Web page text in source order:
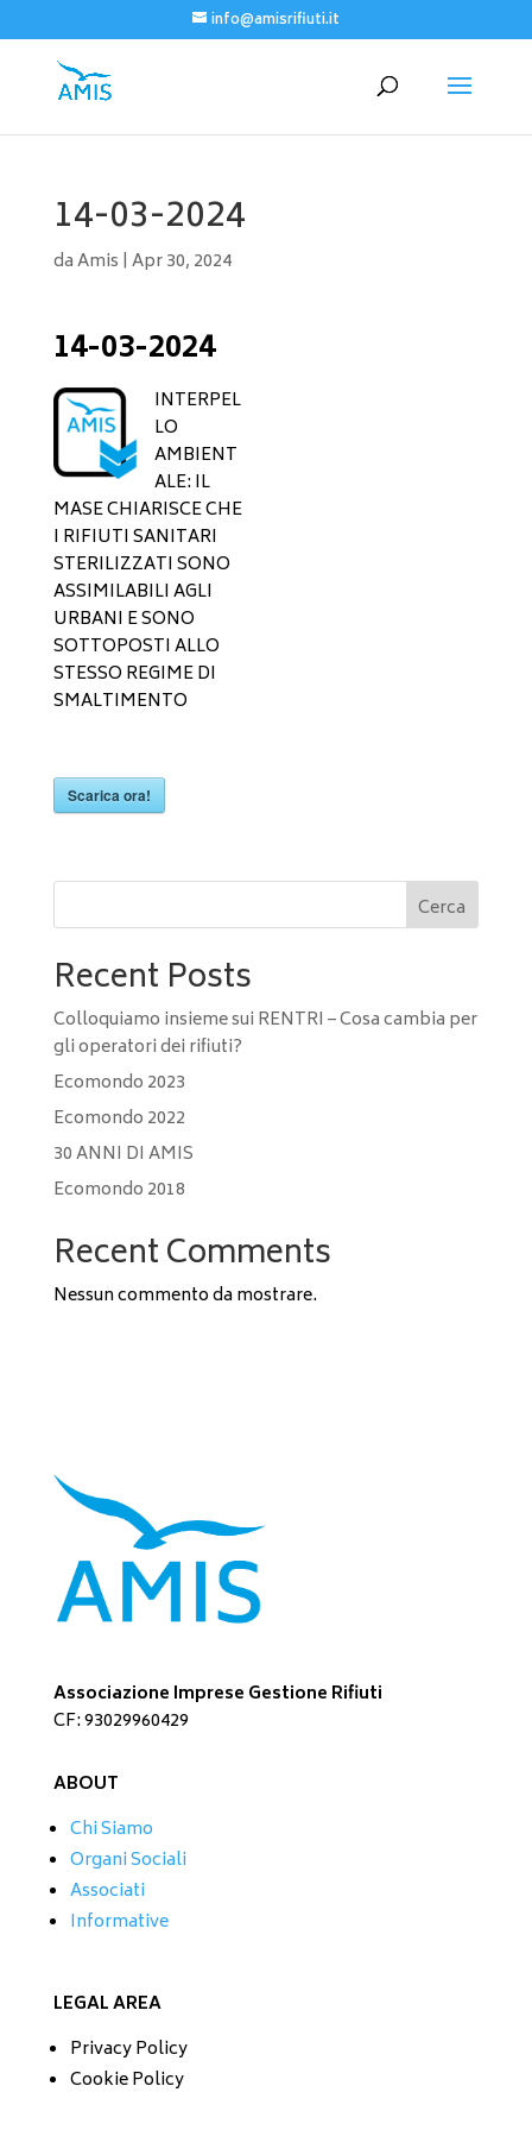
info@amisrifiuti.it
14-03-2024
daAmis | Apr 30, 2024
14-03-2024
INTERPEL
LO
AMBIENT
ALE: IL
MASE CHIARISCE CHE
I RIFIUTI SANITARI
STERILIZZATI SONO
ASSIMILABILI AGLI
URBANI E SONO
SOTTOPOSTI ALLO
STESSO REGIME DI
SMALTIMENTO
Scarica ora!
Cerca
Recent Posts
Colloquiamo insieme sui RENTRI – Cosa cambia per
gli operatori dei rifiuti?
Ecomondo 2023
Ecomondo 2022
30 ANNI DI AMIS
Ecomondo 2018
Recent Comments
Nessun commento da mostrare.
Associazione Imprese Gestione Rifiuti
CF: 93029960429
ABOUT
Chi Siamo
Organi Sociali
Associati
Informative
LEGAL AREA
Privacy Policy
Cookie Policy